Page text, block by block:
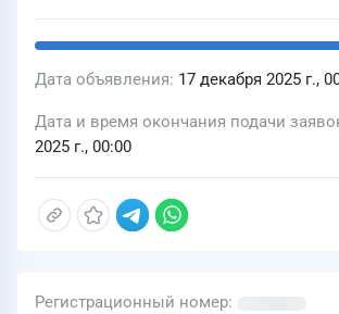
Дата объявления 17 декабря 2025 г.,
Дата и время окончания подачи
2025 г., 00:00
Регистрационный номер